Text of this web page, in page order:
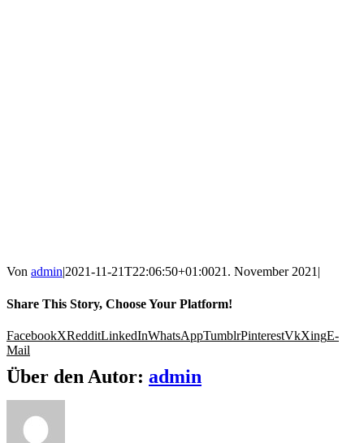
Von admin|2021-11-21T22:06:50+01:0021. November 2021|
Share This Story, Choose Your Platform!
FacebookXRedditLinkedInWhatsAppTumblrPinterestVkXingE-
Mail
Über den Autor: admin